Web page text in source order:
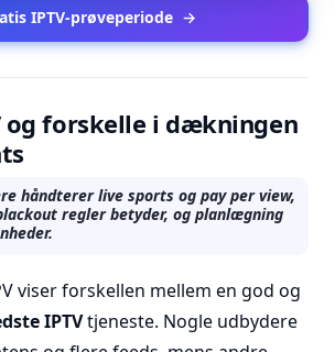
IPTV-prøveperiode →
og forskelle i dækningen
håndterer live sports og pay per view,
regler betyder, og planlægning
viser forskellen mellem en god og
IPTVtjeneste. Nogle udbydere